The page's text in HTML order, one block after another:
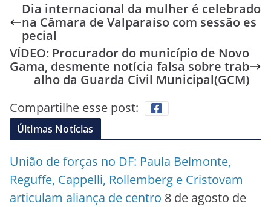
Dia internacional da mulher é celebrado
na Câmara de Valparaíso com sessão es
pecial
VÍDEO: Procurador do município de Novo
Gama, desmente notícia falsa sobre trab
alho da Guarda Civil Municipal(GCM)
Compartilhe esse post:
Últimas Notícias
União de forças no DF: Paula Belmonte,
Reguffe, Cappelli, Rollemberg e Cristovam
articulam aliança de centro 8 de agosto de